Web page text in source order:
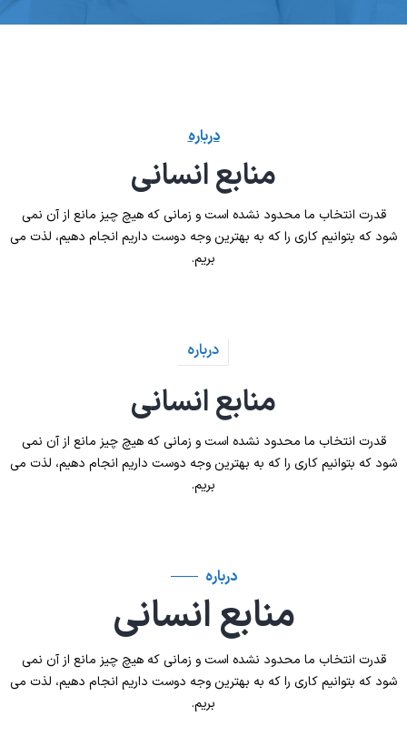
درباره
منابع انسانی
قدرت انتخاب ما محدود نشده است و زمانی که هیچ چیز مانع از آن نمی
شود که بتوانیم کاری را که به بهترین وجه دوست داریم انجام دهیم، لذت می
بریم.
درباره
منابع انسانی
قدرت انتخاب ما محدود نشده است و زمانی که هیچ چیز مانع از آن نمی
شود که بتوانیم کاری را که به بهترین وجه دوست داریم انجام دهیم، لذت می
بریم.
درباره
منابع انسانی
قدرت انتخاب ما محدود نشده است و زمانی که هیچ چیز مانع از آن نمی
شود که بتوانیم کاری را که به بهترین وجه دوست داریم انجام دهیم، لذت می
بریم.